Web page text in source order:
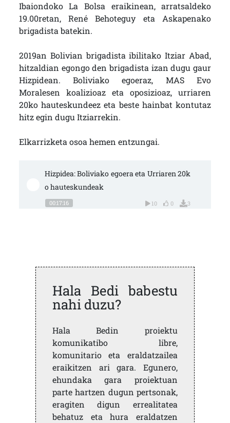
Ibaiondoko La Bolsa eraikinean, arratsaldeko
19.00retan, René Behoteguy eta Askapenako
brigadista batekin.
2019an Bolivian brigadista ibilitako Itziar Abad,
hitzaldian egongo den brigadista izan dugu gaur
Hizpidean. Boliviako egoeraz, MAS Evo
Moralesen koalizioaz eta oposizioaz, urriaren
20ko hauteskundeez eta beste hainbat kontutaz
hitz egin dugu Itziarrekin.
Elkarrizketa osoa hemen entzungai.
Hizpidea: Boliviako egoera eta Urriaren 20k
o hauteskundeak
00:17:16 10 0 3
Hala Bedi babestu
nahi duzu?
Hala Bedin proiektu
komunikatibo libre,
komunitario eta eraldatzailea
eraikitzen ari gara. Egunero,
ehundaka gara proiektuan
parte hartzen dugun pertsonak,
eragiten digun errealitatea
behatuz eta hura eraldatzen